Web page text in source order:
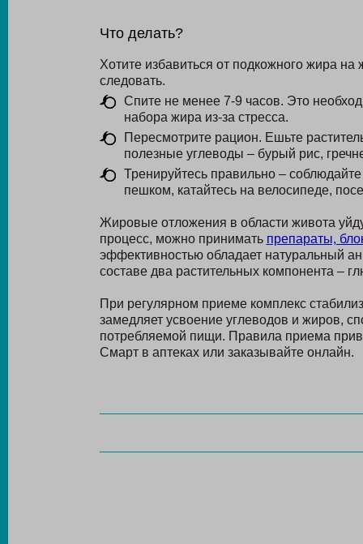
Что делать?
Хотите избавиться от подкожного жира
следовать.
Спите не менее 7-9 часов. Это
набора жира из-за стресса.
Пересмотрите рацион. Ешьте
полезные углеводы – бурый рис,
Тренируйтесь правильно –
пешком, катайтесь на велосипеде,
Жировые отложения в области живота
процесс, можно принимать препараты,
эффективностью обладает натуральный
составе два растительных компонента –
При регулярном приеме комплекс
замедляет усвоение углеводов и жиров,
потребляемой пищи. Правила приема
Смарт в аптеках или заказывайте онлайн.